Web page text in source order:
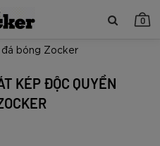
0
đá bóng Zocker
KÉP ĐỘC QUYỀN